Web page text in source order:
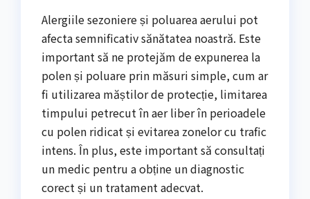
Alergiile sezoniere și poluarea aerului pot
afecta semnificativ sănătatea noastră. Este
important să ne protejăm de expunerea la
polen și poluare prin măsuri simple, cum ar
fi utilizarea măștilor de protecție, limitarea
timpului petrecut în aer liber în perioadele
cu polen ridicat și evitarea zonelor cu trafic
intens. În plus, este important să consultați
un medic pentru a obține un diagnostic
corect și un tratament adecvat.